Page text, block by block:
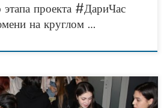
проекта #ДариЧас
на круглом …